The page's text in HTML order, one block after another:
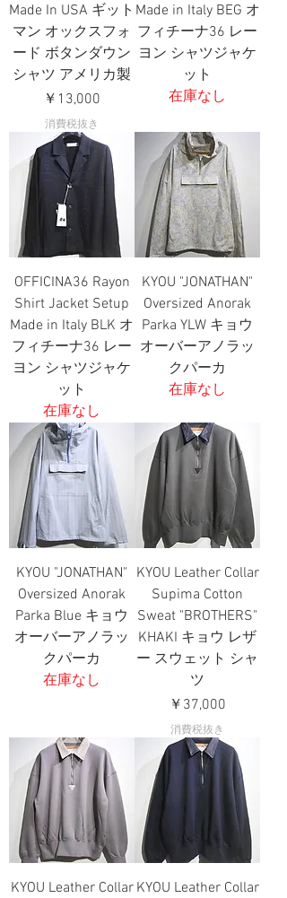
Made In USA ギット
マン オックスフォ
ード ボタンダウン
シャツ アメリカ製
価格
￥13,000
消費税抜き
Made in Italy BEG オ
フィチーナ36 レー
ヨン シャツジャケ
ット
在庫なし
OFFICINA36 Rayon
Shirt Jacket Setup
Made in Italy BLK オ
フィチーナ36 レー
ヨン シャツジャケ
ット
在庫なし
KYOU "JONATHAN"
Oversized Anorak
Parka YLW キョウ
オーバーアノラッ
クパーカ
在庫なし
KYOU "JONATHAN"
Oversized Anorak
Parka Blue キョウ
オーバーアノラッ
クパーカ
在庫なし
KYOU Leather Collar
Supima Cotton
Sweat "BROTHERS"
KHAKI キョウ レザ
ー スウェット シャ
ツ
価格
￥37,000
消費税抜き
KYOU Leather Collar KYOU Leather Collar